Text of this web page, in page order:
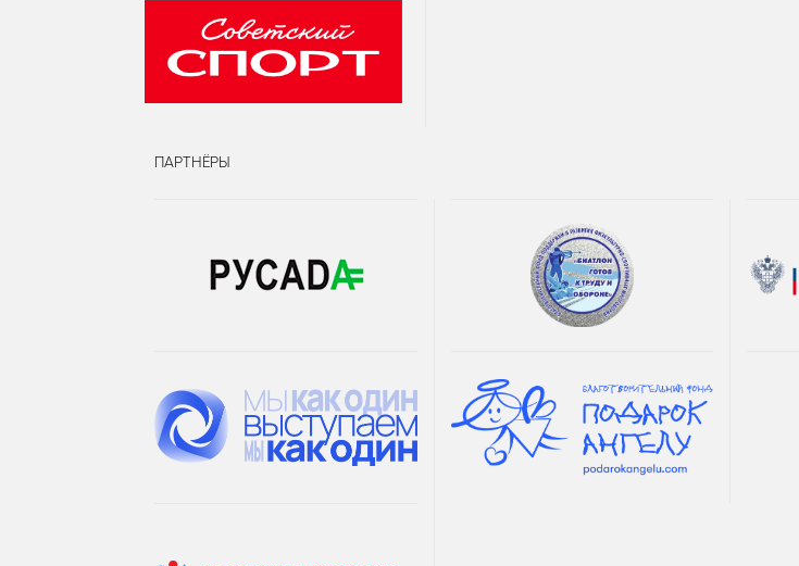
ПАРТНЁРЫ